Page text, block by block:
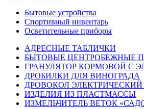
Бытовые устройства
Спортивный инвентарь
Осветительные приборы
АДРЕСНЫЕ ТАБЛИЧКИ
БЫТОВЫЕ ЦЕНТРОБЕЖНЫЕ
ГРАНУЛЯТОР КОРМОВОЙ С
ДРОБИЛКИ ДЛЯ ВИНОГРАДА
ДРОВОКОЛ ЭЛЕКТРИЧЕСКИЙ
ИЗДЕЛИЯ ИЗ ПЛАСТМАССЫ
ИЗМЕЛЬЧИТЕЛЬ ВЕТОК